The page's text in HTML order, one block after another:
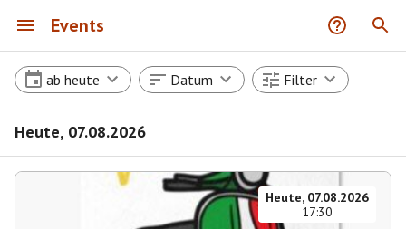
Events
ab heute Datum Filter
Heute, 07.08.2026
Heute, 07.08.2026
17:30